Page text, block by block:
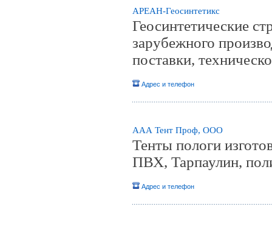
АРЕАН-Геосинтетикс
Геосинтетические
зарубежного
поставки,
Адрес и телефон
ААА Тент Проф, ООО
Тенты пологи
ПВХ, Тарпаулин,
Адрес и телефон